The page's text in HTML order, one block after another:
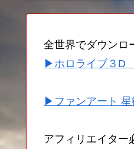
全世界でダウンロ
▶ホロライブ３D
▶ファンアート
アフィリエイター